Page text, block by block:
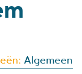
Algemeen